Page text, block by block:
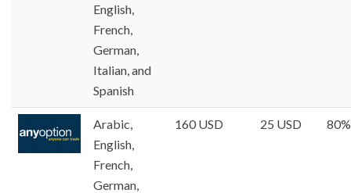
English,
French,
German,
Italian, and
Spanish
Arabic,
English,
French,
German,
160 USD 25 USD 80%